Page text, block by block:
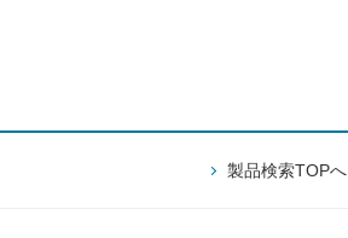
製品検索TOPへ